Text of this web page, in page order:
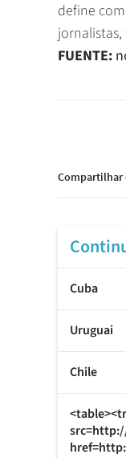
define
jornalistas,
FUENTE:
Compartilhar
Cuba
Uruguai
Chile